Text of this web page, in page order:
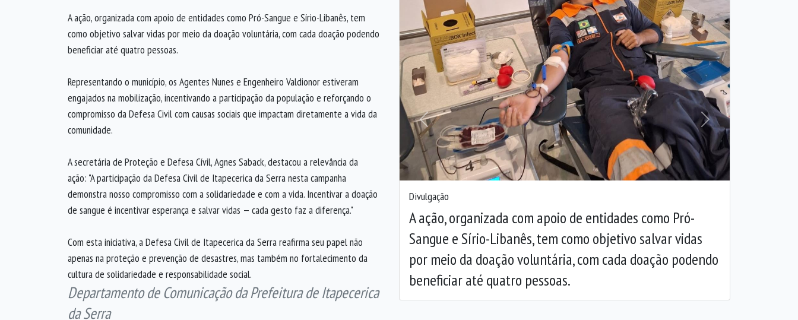
Divulgação
A ação, organizada com apoio de entidades como Pró-
Sangue e Sírio-Libanês, tem como objetivo salvar vidas
por meio da doação voluntária, com cada doação podendo
beneficiar até quatro pessoas.
Anterior Próxima
A ação, organizada com apoio de entidades como Pró-Sangue e Sírio-Libanês, tem
como objetivo salvar vidas por meio da doação voluntária, com cada doação podendo
beneficiar até quatro pessoas.
Representando o município, os Agentes Nunes e Engenheiro Valdionor estiveram
engajados na mobilização, incentivando a participação da população e reforçando o
compromisso da Defesa Civil com causas sociais que impactam diretamente a vida da
comunidade.
A secretária de Proteção e Defesa Cívil, Agnes Saback, destacou a relevância da
ação: "A participação da Defesa Civil de Itapecerica da Serra nesta campanha
demonstra nosso compromisso com a solidariedade e com a vida. Incentivar a doação
de sangue é incentivar esperança e salvar vidas — cada gesto faz a diferença."
Com esta iniciativa, a Defesa Civil de Itapecerica da Serra reafirma seu papel não
apenas na proteção e prevenção de desastres, mas também no fortalecimento da
cultura de solidariedade e responsabilidade social.
Departamento de Comunicação da Prefeitura de Itapecerica
da Serra